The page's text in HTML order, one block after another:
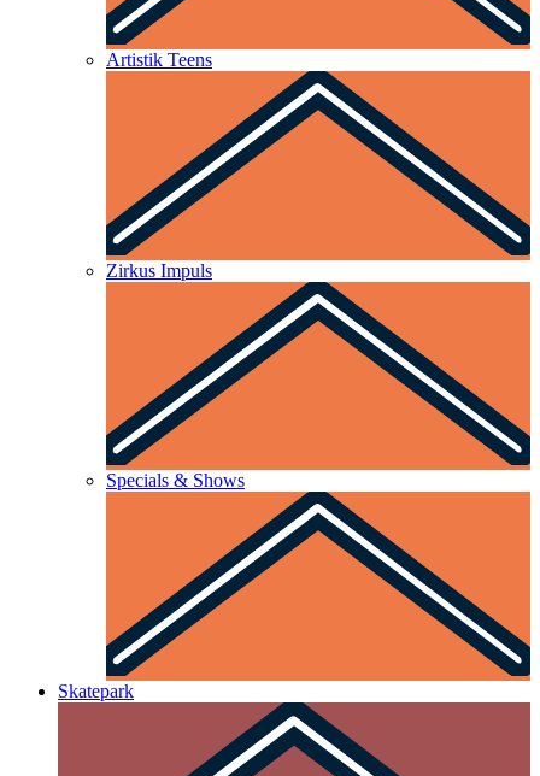
Artistik Teens
Zirkus Impuls
Specials & Shows
Skatepark